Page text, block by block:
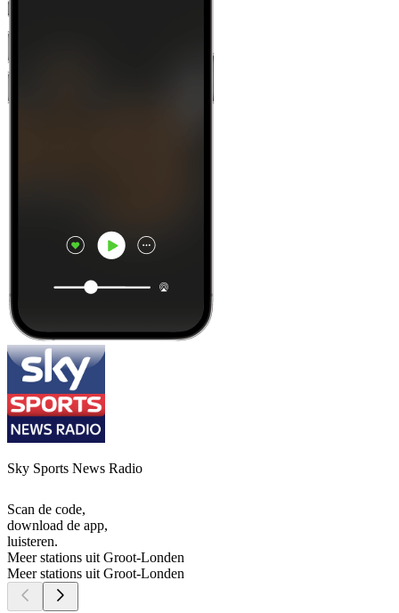
Sky Sports News Radio
Scan de code,
download de app,
luisteren.
Meer stations uit Groot-Londen
Meer stations uit Groot-Londen